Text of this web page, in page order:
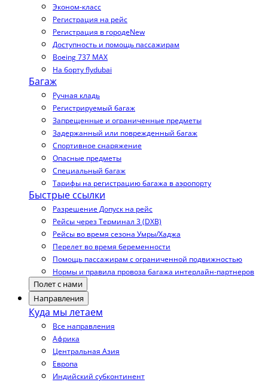
Эконом-класс
Регистрация на рейс
Регистрация в городеNew
Доступность и помощь пассажирам
Boeing 737 MAX
На борту flydubai
Багаж
Ручная кладь
Регистрируемый багаж
Запрещенные и ограниченные предметы
Задержанный или поврежденный багаж
Спортивное снаряжение
Опасные предметы
Специальный багаж
Тарифы на регистрацию багажа в аэропорту
Быстрые ссылки
Разрешение Допуск на рейс
Рейсы через Терминал 3 (DXB)
Рейсы во время сезона Умры/Хаджа
Перелет во время беременности
Помощь пассажирам с ограниченной подвижностью
Нормы и правила провоза багажа интерлайн-партнеров
Полет с нами
Направления
Куда мы летаем
Все направления
Африка
Центральная Азия
Европа
Индийский субконтинент